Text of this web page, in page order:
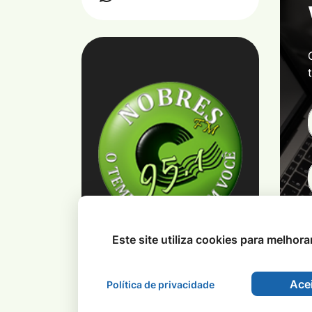
Este site utiliza cookies para
Política de privacidade